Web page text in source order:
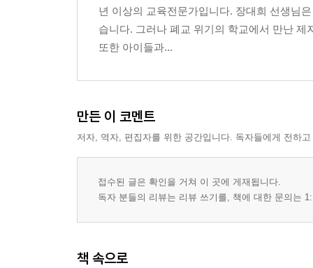
년 이상의 교육전문가입니다. 장대희 선생님
습니다. 그러나 폐교 위기의 학교에서 만난
또한 아이들과...
만든 이 코멘트
저자, 역자, 편집자를 위한 공간입니다. 독자들에게 전하
접수된 글은 확인을 거쳐 이 곳에 게재됩니다.
독자 분들의 리뷰는 리뷰 쓰기를, 책에 대한 문의는
책 속으로